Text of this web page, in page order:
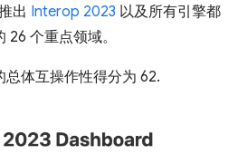
出 Interop 2023 以及所有引擎都
个重点领域。
体互操作性得分为 62.